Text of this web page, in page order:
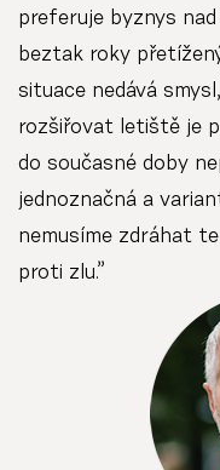
preferuje byznys
beztak roky
situace nedává
rozšiřovat letiště je
do současné doby
jednoznačná a
nemusíme zdráhat
proti zlu.”